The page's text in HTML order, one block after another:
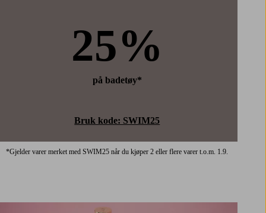
25%
på badetøy*
Bruk kode: SWIM25
*Gjelder varer merket med SWIM25 når du kjøper 2 eller flere varer t.o.m. 1.9.